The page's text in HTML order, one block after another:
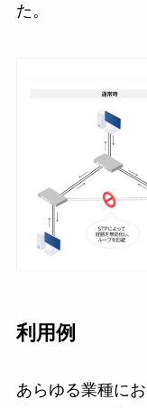
た。
利用例
あらゆる業種に